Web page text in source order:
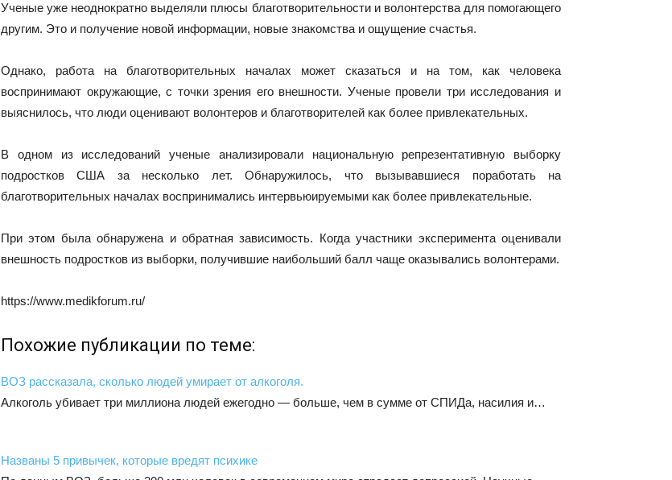
Ученые уже неоднократно выделяли плюсы благотворительности и волонтерства для помогающего
другим. Это и получение новой информации, новые знакомства и ощущение счастья.
Однако, работа на благотворительных началах может сказаться и на том, как человека
воспринимают окружающие, с точки зрения его внешности. Ученые провели три исследования и
выяснилось, что люди оценивают волонтеров и благотворителей как более привлекательных.
В одном из исследований ученые анализировали национальную репрезентативную выборку
подростков США за несколько лет. Обнаружилось, что вызывавшиеся поработать на
благотворительных началах воспринимались интервьюируемыми как более привлекательные.
При этом была обнаружена и обратная зависимость. Когда участники эксперимента оценивали
внешность подростков из выборки, получившие наибольший балл чаще оказывались волонтерами.
https://www.medikforum.ru/
Похожие публикации по теме:
ВОЗ рассказала, сколько людей умирает от алкоголя.
Алкоголь убивает три миллиона людей ежегодно — больше, чем в сумме от СПИДа, насилия и…
Названы 5 привычек, которые вредят психике